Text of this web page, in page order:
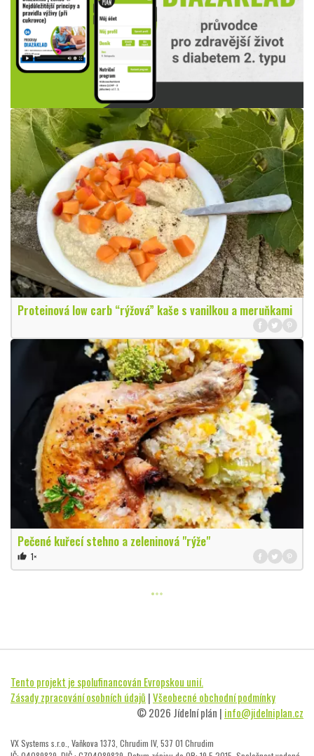
Proteinová low carb “rýžová” kaše s vanilkou a meruňkami
Pečené kuřecí stehno a zeleninová "rýže"
thumb_up 1×
Tento projekt je spolufinancován Evropskou unií.
Zásady zpracování osobních údajů |Všeobecné obchodní podmínky
© 2026 Jídelní plán | info@jidelniplan.cz
VX Systems s.r.o., Vaňkova 1373, Chrudim IV, 537 01 Chrudim